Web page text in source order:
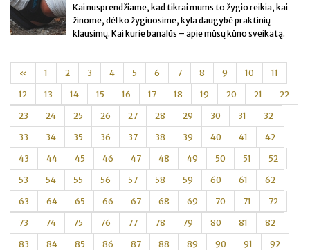
Kai nusprendžiame, kad tikrai mums to žygio reikia, kai
žinome, dėl ko žygiuosime, kyla daugybė praktinių
klausimų. Kai kurie banalūs – apie mūsų kūno sveikatą.
« 1 2 3 4 5 6 7 8 9 10 11
12 13 14 15 16 17 18 19 20 21 22
23 24 25 26 27 28 29 30 31 32
33 34 35 36 37 38 39 40 41 42
43 44 45 46 47 48 49 50 51 52
53 54 55 56 57 58 59 60 61 62
63 64 65 66 67 68 69 70 71 72
73 74 75 76 77 78 79 80 81 82
83 84 85 86 87 88 89 90 91 92